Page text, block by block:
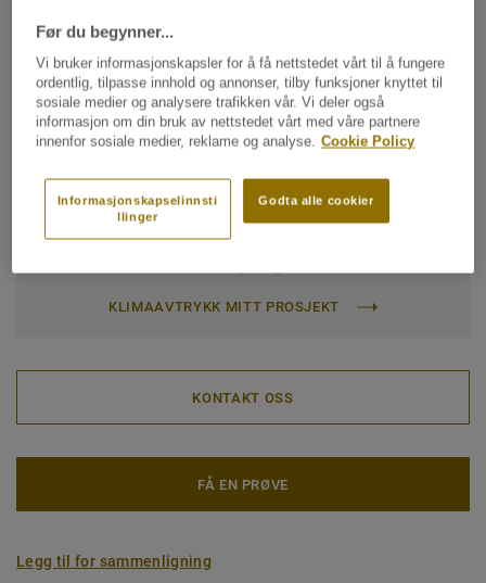
Klassifisering for kommersielt miljø:34 Svært høy trafikk
Klassifisering for industrimiljø:43 Høy
Quality & environment certifications:ISO 14001
Totalt karbonavtrykk (resirkulering)
2
KLIMAAVTRYKK MITT PROSJEKT
KONTAKT OSS
FÅ EN PRØVE
Legg til for sammenligning
Før du begynner...
Vi bruker informasjonskapsler for å få nettstedet vårt til å fungere
ordentlig, tilpasse innhold og annonser, tilby funksjoner knyttet til
sosiale medier og analysere trafikken vår. Vi deler også
informasjon om din bruk av nettstedet vårt med våre partnere
innenfor sosiale medier, reklame og analyse. Cookie Policy
Godta alle cookier
Informasjonskapselinnsti
llinger